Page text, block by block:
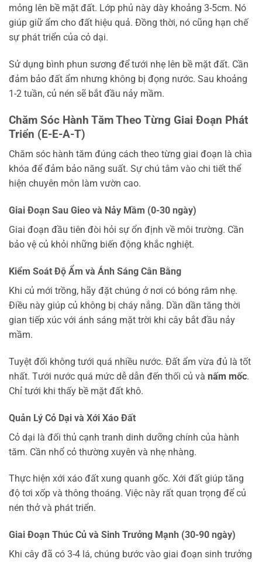
mỏng lên bề mặt đất. Lớp phủ này dày khoảng 3-5cm. Nó
giúp giữ ẩm cho đất hiệu quả. Đồng thời, nó cũng hạn chế
sự phát triển của cỏ dại.
Sử dụng bình phun sương để tưới nhẹ lên bề mặt đất. Cần
đảm bảo đất ẩm nhưng không bị đọng nước. Sau khoảng
1-2 tuần, củ nén sẽ bắt đầu nảy mầm.
Chăm Sóc Hành Tăm Theo Từng Giai Đoạn Phát
Triển (E-E-A-T)
Chăm sóc hành tăm đúng cách theo từng giai đoạn là chìa
khóa để đảm bảo năng suất. Sự chú tâm vào chi tiết thể
hiện chuyên môn làm vườn cao.
Giai Đoạn Sau Gieo và Nảy Mầm (0-30 ngày)
Giai đoạn đầu tiên đòi hỏi sự ổn định về môi trường. Cần
bảo vệ củ khỏi những biến động khắc nghiệt.
Kiểm Soát Độ Ẩm và Ánh Sáng Cân Bằng
Khi củ mới trồng, hãy đặt chúng ở nơi có bóng râm nhẹ.
Điều này giúp củ không bị cháy nắng. Dần dần tăng thời
gian tiếp xúc với ánh sáng mặt trời khi cây bắt đầu nảy
mầm.
Tuyệt đối không tưới quá nhiều nước. Đất ẩm vừa đủ là tốt
nhất. Tưới nước quá mức dễ dẫn đến thối củ và nấm mốc.
Chỉ tưới khi thấy bề mặt đất khô.
Quản Lý Cỏ Dại và Xới Xáo Đất
Cỏ dại là đối thủ cạnh tranh dinh dưỡng chính của hành
tăm. Cần nhổ cỏ thường xuyên và nhẹ nhàng.
Thực hiện xới xáo đất xung quanh gốc. Xới đất giúp tăng
độ tơi xốp và thông thoáng. Việc này rất quan trọng để củ
nén thở và phát triển.
Giai Đoạn Thúc Củ và Sinh Trưởng Mạnh (30-90 ngày)
Khi cây đã có 3-4 lá, chúng bước vào giai đoạn sinh trưởng